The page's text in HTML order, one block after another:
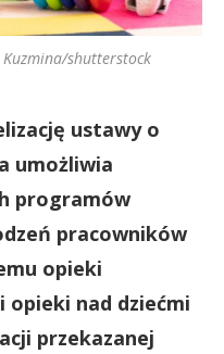
Kuzmina/shutterstock
ustawy o
umożliwia
programów
pracowników
opieki
nad dziećmi
przekazanej